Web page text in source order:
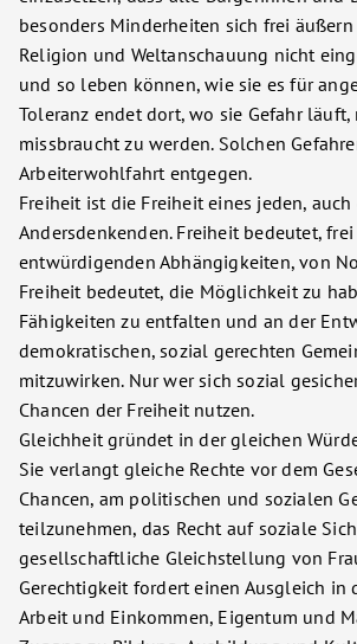
besonders Minderheiten sich frei
Religion und Weltanschauung nicht
und so leben können, wie sie es für
Toleranz endet dort, wo sie Gefahr läuft,
missbraucht zu werden. Solchen
Arbeiterwohlfahrt entgegen.
Freiheit ist die Freiheit eines jeden, auch
Andersdenkenden. Freiheit bedeutet,
entwürdigenden Abhängigkeiten, von
Freiheit bedeutet, die Möglichkeit zu
Fähigkeiten zu entfalten und an der
demokratischen, sozial gerechten
mitzuwirken. Nur wer sich sozial
Chancen der Freiheit nutzen.
Gleichheit gründet in der gleichen
Sie verlangt gleiche Rechte vor dem
Chancen, am politischen und sozialen
teilzunehmen, das Recht auf soziale
gesellschaftliche Gleichstellung von
Gerechtigkeit fordert einen Ausgleich in
Arbeit und Einkommen, Eigentum und